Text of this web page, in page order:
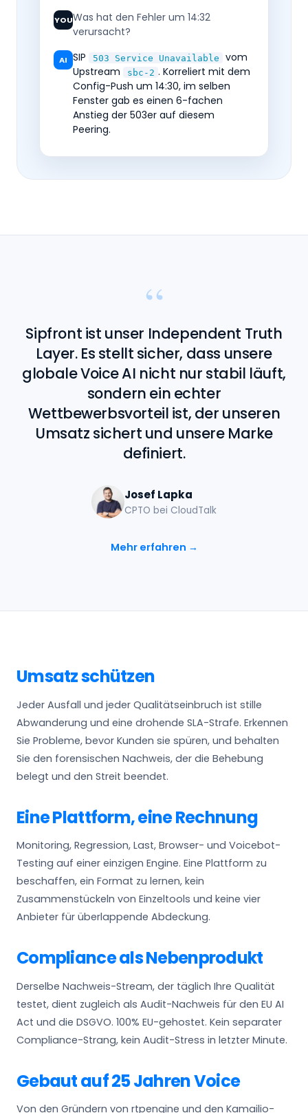
YOUWas hat den Fehler um 14:32
verursacht?
AI SIP 503 Service Unavailable
vom
Upstream
sbc-2 . Korreliert mit dem
Config-Push um 14:30, im selben
Fenster gab es einen 6-fachen
Anstieg der 503er auf diesem
Peering.
“
Sipfront ist unser Independent Truth
Layer. Es stellt sicher, dass unsere
globale Voice AI nicht nur stabil läuft,
sondern ein echter
Wettbewerbsvorteil ist, der unseren
Umsatz sichert und unsere Marke
definiert.
Josef Lapka
CPTO bei CloudTalk
Mehr erfahren →
Umsatz schützen
Jeder Ausfall und jeder Qualitätseinbruch ist stille
Abwanderung und eine drohende SLA-Strafe. Erkennen
Sie Probleme, bevor Kunden sie spüren, und behalten
Sie den forensischen Nachweis, der die Behebung
belegt und den Streit beendet.
Eine Plattform, eine Rechnung
Monitoring, Regression, Last, Browser- und Voicebot-
Testing auf einer einzigen Engine. Eine Plattform zu
beschaffen, ein Format zu lernen, kein
Zusammenstückeln von Einzeltools und keine vier
Anbieter für überlappende Abdeckung.
Compliance als Nebenprodukt
Derselbe Nachweis-Stream, der täglich Ihre Qualität
testet, dient zugleich als Audit-Nachweis für den EU AI
Act und die DSGVO. 100% EU-gehostet. Kein separater
Compliance-Strang, kein Audit-Stress in letzter Minute.
Gebaut auf 25 Jahren Voice
Von den Gründern von rtpengine und den Kamailio-